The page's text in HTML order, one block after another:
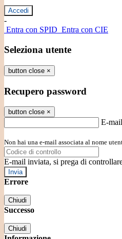
-
Entra con SPID Entra con CIE
Seleziona utente
button close ×
Recupero password
button close ×
E-mail
Non hai una e-mail associata al nome
E-mail inviata, si prega di
Errore
Chiudi
Successo
Chiudi